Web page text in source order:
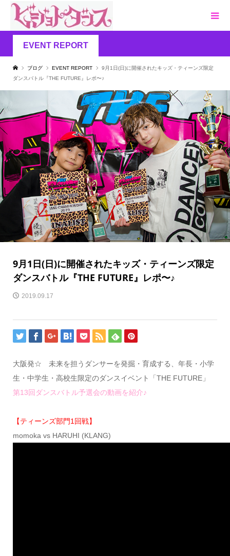
EVENT REPORT
ブログ EVENT REPORT
9月1日(日)に開催されたキッズ・ティーンズ限定
ダンスバトル『THE FUTURE』レポ〜♪
9月1日(日)に開催されたキッズ・ティーンズ限定
ダンスバトル『THE FUTURE』レポ〜♪
2019.09.17
大阪発☆ 未来を担うダンサーを発掘・育成する、年長・小学
生・中学生・高校生限定のダンスイベント「THE FUTURE」
第13回ダンスバトル予選会の動画を紹介♪
【ティーンズ部門1回戦】
momoka vs HARUHI (KLANG)